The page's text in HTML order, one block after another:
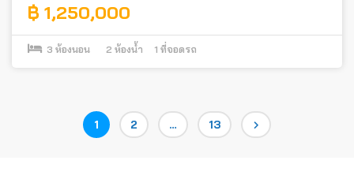
฿ 1,250,000
3 ห้องนอน 2 ห้องน้ำ 1 ที่จอดรถ
Posts
Page
1 Page
2 … Page
13